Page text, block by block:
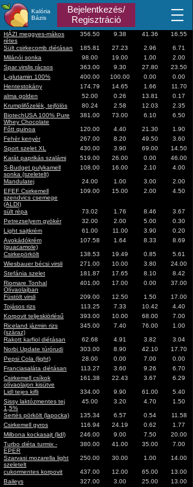
Kalória
Bázis
Bejelentkezés/
Regisztráció
HÁZI meggyes-mákos
rétes
356.50 9.38 41.36 16.55
Sült csirkecomb diétásan 185.81 27.23 2.96
6.71
Milánói sonka
98.00 19.00 1.00
2.00
Spar virslis rácsos
363.00 9.30 27.80
23.50
L-glutamin 100%
400.00 100.00 0.00
0.00
Hentestokány
174.79 14.65 1.66
11.70
alma golden
52.00 0.26 13.81
0.17
Krumplifőzelék, tejfölös
80.24 2.58 12.03
2.35
BiotechUSA 100% Pure
Whey Chocolate
381.00 73.00 6.10 6.50
Főtt quinoa 120.00 4.40 21.30
1.90
Fehèr kenyèr
267.00 8.20 49.50
3.60
Sport szelet XL
430.00 3.90 69.00
14.50
Karát paprikás szalámi
519.00 26.00 0.00
46.00
S-Budget pulykamell
sonka (szeletelt)
108.00 16.00 2.10 4.00
Mandulatej 24.00 1.00 3.00
2.00
EFEF Csirkemell
szendvics csemege
(ALDI)
109.00 15.00 2.00 4.50
sült répa 73.02 1.76 8.46
3.67
Petrezselyem gyökér
32.00 2.00 5.00
0.30
Light sajtkrém
61.00 11.00 3.90
0.20
Avokádókrém
(guacamole)
107.58 1.64 8.33 8.69
Csirkepörkölt 138.53 19.49 0.85
5.61
Wiesbauer bécsi virsli
271.00 10.00 3.80
24.00
Stefánia szelet
181.87 17.65 8.10
8.42
Riomare Tonhal
Olívaolajban
401.00 17.00 0.00 37.00
Füstölt virsli 209.00 12.50 1.50
17.00
Tojásos rizs
113.25 7.33 10.42
4.40
Korpovit teljeskiörlésű
393.00 10.00 68.00
7.00
Riceland jázmin rizs
(száraz)
345.00 7.40 76.00 1.00
Rakott karfiol diétásan 62.68 4.91 3.82
3.04
Norbi Update túrórudi
303.00 8.90 42.10
17.70
Pepsi Cola (light)
28.00 0.00 7.00
0.00
Franciasaláta diétásan
113.27 3.60 9.26
6.70
Csirkemell csíkok
olívaolajon kisütve
161.38 22.43 3.67 6.29
Lidl tejes kifli 334.00 9.90 61.00
5.40
Sissy laktózmentes tej
1,5%
45.00 3.20 4.70 1.50
Sertés pörkölt (lapocka) 135.34 6.57 0.54
11.58
Csirkemell gyros
116.94 24.19 0.62
1.77
Milbona kockasajt (lidl)
246.00 9.00 7.50
20.00
Turbo diéta turmix -
EPER
380.00 41.00 35.00 7.00
Szarvasi mozarella light
szeletelt
250.00 30.00 1.00 14.00
cukormentes korpovit 437.00 12.00 65.00
13.00
Baileys
327.00 3.00 25.00
13.00